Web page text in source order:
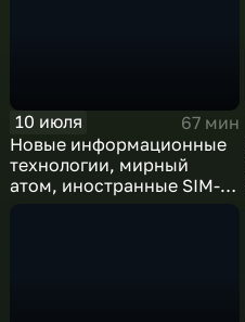
10 июля
67 мин
Новые информационные
технологии, мирный
атом, иностранные SIM-